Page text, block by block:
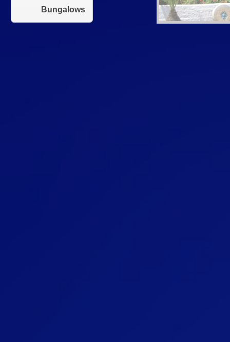
Bungalows